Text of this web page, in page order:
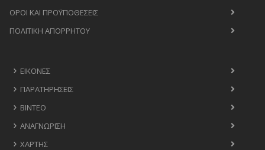
ΟΡΟΙ ΚΑΙ ΠΡΟΫΠΟΘΈΣΕΙΣ
ΠΟΛΙΤΙΚΉ ΑΠΟΡΡΉΤΟΥ
ΕΙΚΌΝΕΣ
ΠΑΡΑΤΗΡΉΣΕΙΣ
ΒΊΝΤΕΟ
ΑΝΑΓΝΏΡΙΣΗ
ΧΆΡΤΗΣ